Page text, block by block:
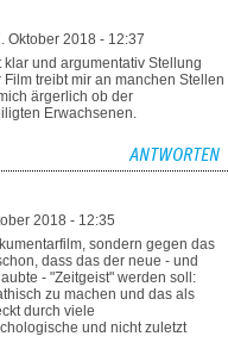
Oktober 2018 - 12:37
und argumentativ Stellung
treibt mir an manchen Stellen
ärgerlich ob der
Erwachsenen.
ANTWORTEN
2018 - 12:35
sondern gegen das
dass das der neue - und
- "Zeitgeist" werden soll:
zu machen und das als
durch viele
und nicht zuletzt